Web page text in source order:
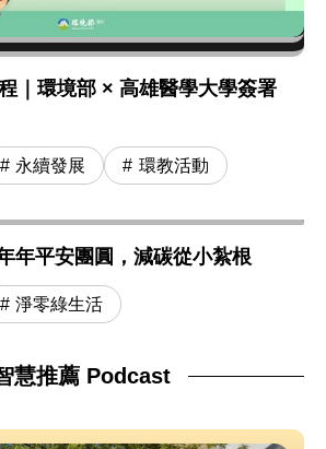
｜環境部 × 高雄醫學大學簽署
永續發展 環教活動
年平安團圓，減碳從小紮根
淨零綠生活
慧推薦 Podcast